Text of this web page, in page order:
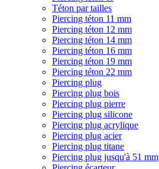
Téton par tailles
Piercing téton 11 mm
Piercing téton 12 mm
Piercing téton 14 mm
Piercing téton 16 mm
Piercing téton 19 mm
Piercing téton 22 mm
Piercing plug
Piercing plug bois
Piercing plug pierre
Piercing plug silicone
Piercing plug acrylique
Piercing plug acier
Piercing plug titane
Piercing plug jusqu'à 51 mm